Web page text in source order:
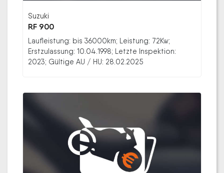
Suzuki
RF 900
Laufleistung: bis 36000km; Leistung: 72Kw;
Erstzulassung: 10.04.1998; Letzte Inspektion:
2023; Gültige AU / HU: 28.02.2025